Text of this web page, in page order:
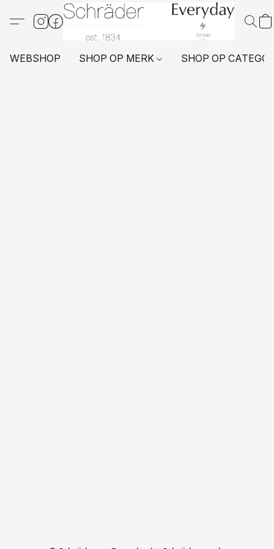
WEBSHOP SHOP OP MERK SHOP OP